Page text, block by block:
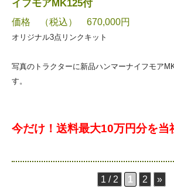
イフモアMK125付
価格 （税込） 670,000円
オリジナル3点リンクキット
写真のトラクターに新品ハンマーナイフモア
す。
今だけ！送料最大10万円分を当
1 / 2 1 2 »